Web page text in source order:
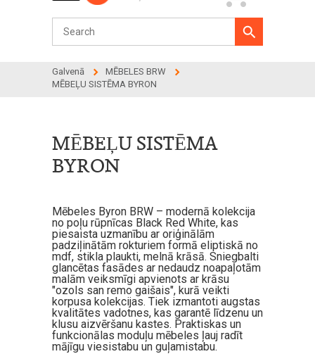
Galvenā
MĒBELES BRW
MĒBEĻU SISTĒMA BYRON
MĒBEĻU SISTĒMA
BYRON
Mēbeles Byron BRW – modernā kolekcija
no poļu rūpnīcas Black Red White, kas
piesaista uzmanību ar oriģinālām
padziļinātām rokturiem formā eliptiskā no
mdf, stikla plaukti, melnā krāsā. Sniegbalti
glancētas fasādes ar nedaudz noapaļotām
malām veiksmīgi apvienots ar krāsu
"ozols san remo gaišais", kurā veikti
korpusa kolekcijas. Tiek izmantoti augstas
kvalitātes vadotnes, kas garantē līdzenu un
klusu aizvēršanu kastes. Praktiskas un
funkcionālas moduļu mēbeles ļauj radīt
mājīgu viesistabu un guļamistabu.